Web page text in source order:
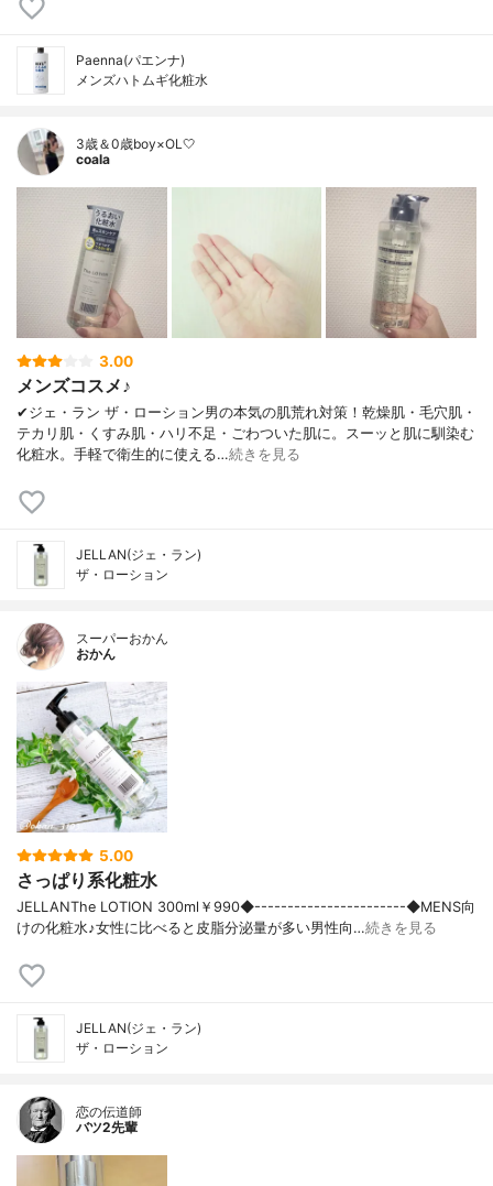
Paenna(パエンナ)
メンズハトムギ化粧水
3歳＆0歳boy×OL🤍
coala
3.00
メンズコスメ♪
✔︎ジェ・ラン ザ・ローション男の本気の肌荒れ対策！乾燥肌・毛穴肌・
テカリ肌・くすみ肌・ハリ不足・ごわついた肌に。スーッと肌に馴染む
化粧水。手軽で衛生的に使える…続きを見る
JELLAN(ジェ・ラン)
ザ・ローション
スーパーおかん
おかん
5.00
さっぱり系化粧水
JELLANThe LOTION 300ml￥990◆-----------------------◆MENS向
けの化粧水♪女性に比べると皮脂分泌量が多い男性向…続きを見る
JELLAN(ジェ・ラン)
ザ・ローション
恋の伝道師
バツ2先輩